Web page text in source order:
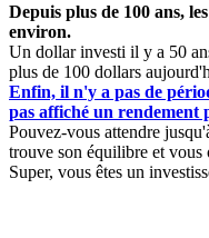
Depuis plus de 100 ans,
environ.
Un dollar investi il y a 50
plus de 100 dollars
Enfin, il n'y a pas de
pas affiché un rendement
Pouvez-vous attendre
trouve son équilibre et vous
Super, vous êtes un